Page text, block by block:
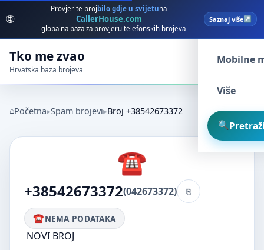
🌐
Provjerite broj bilo gdje u svijetuna
CallerHouse.com
— globalna baza za provjeru telefonskih brojeva
Saznaj više
Tko me zvao
Hrvatska baza brojeva
Spam
Mobilne
Više
Početna Spam brojevi Broj +38542673372
+38542673372(042673372)
NEMA PODATAKA
NOVI BROJ